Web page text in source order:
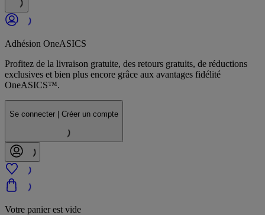
Adhésion OneASICS
Profitez de la livraison gratuite, des retours gratuits, de réductions
exclusives et bien plus encore grâce aux avantages fidélité
OneASICS™.
Se connecter | Créer un compte
Votre panier est vide